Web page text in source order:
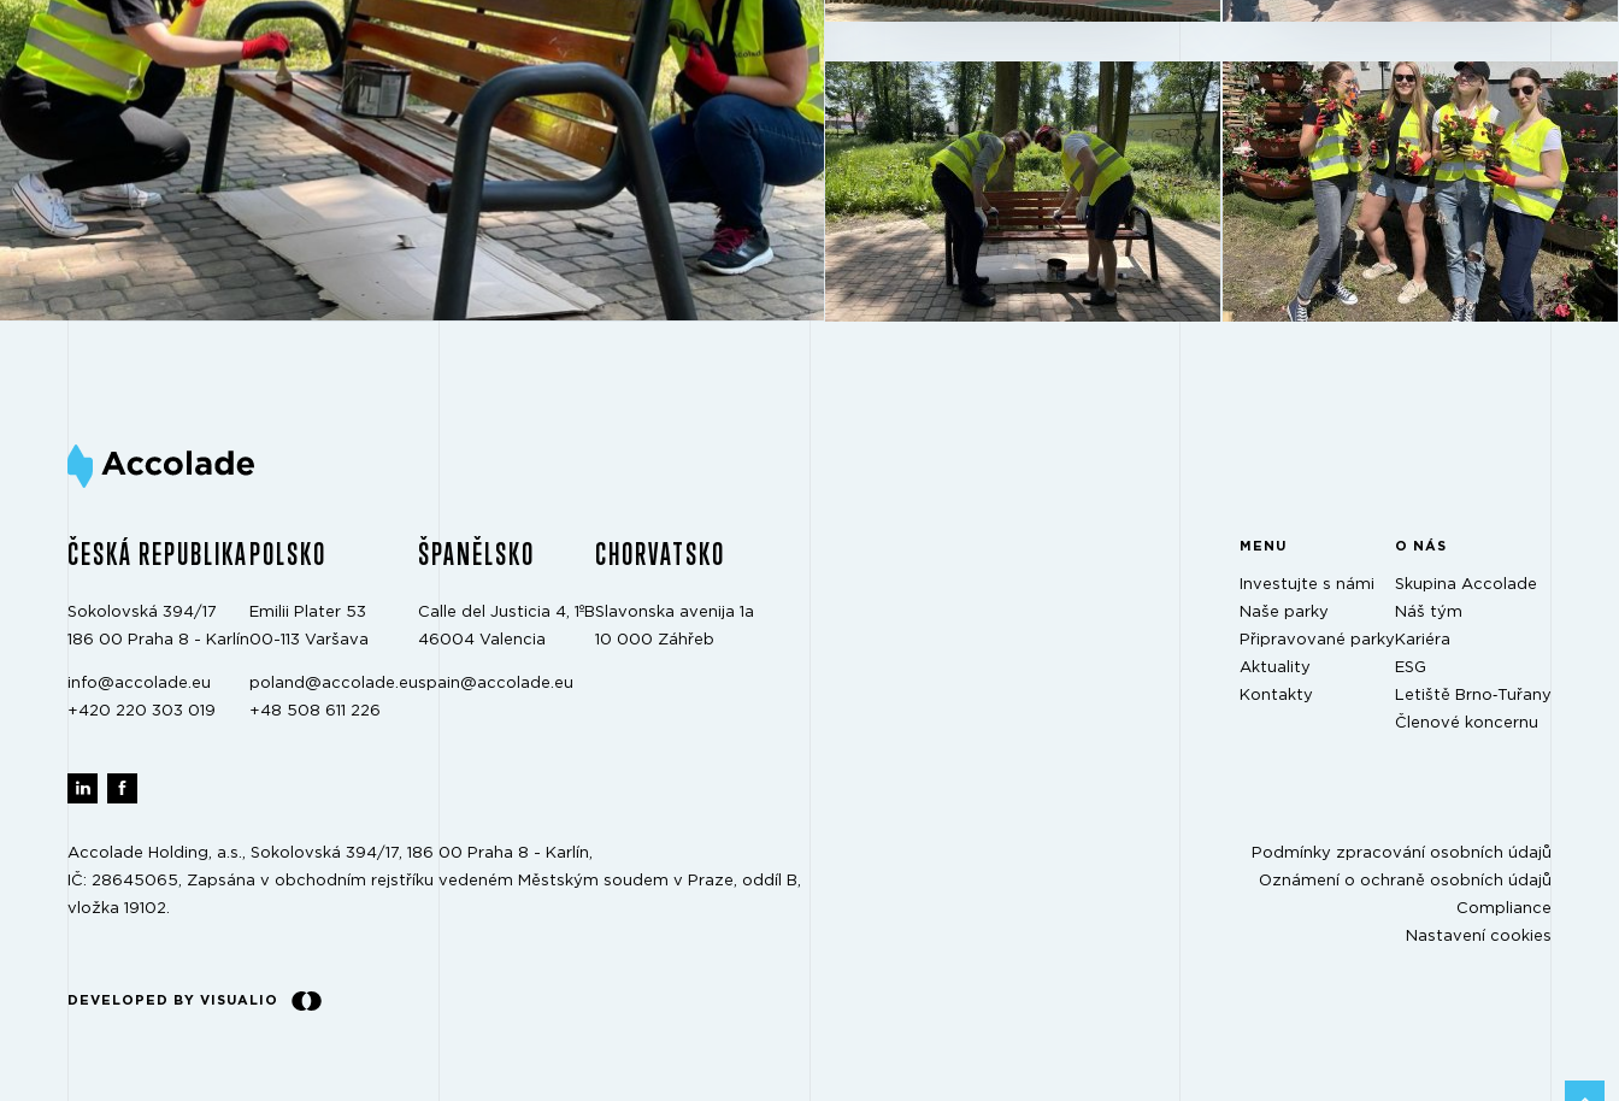
ČESKÁ REPUBLIKA
Sokolovská 394/17
186 00 Praha 8 - Karlín
info@accolade.eu
+420 220 303 019
POLSKO
Emilii Plater 53
00-113 Varšava
poland@accolade.eu
+48 508 611 226
ŠPANĚLSKO
Calle del Justicia 4, 1ºB
46004 Valencia
spain@accolade.eu
CHORVATSKO
Slavonska avenija 1a
10 000 Záhřeb
MENU
Investujte s námi
Naše parky
Připravované parky
Aktuality
Kontakty
O NÁS
Skupina Accolade
Náš tým
Kariéra
ESG
Letiště Brno‑Tuřany
Členové koncernu
Accolade Holding, a.s., Sokolovská 394/17, 186 00 Praha 8 - Karlín,
IČ: 28645065, Zapsána v obchodním rejstříku vedeném Městským soudem v Praze, oddíl B,
vložka 19102.
Podmínky zpracování osobních údajů
Oznámení o ochraně osobních údajů
Compliance
Nastavení cookies
DEVELOPED BY VISUALIO